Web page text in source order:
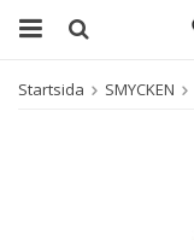
Startsida SMYCKEN